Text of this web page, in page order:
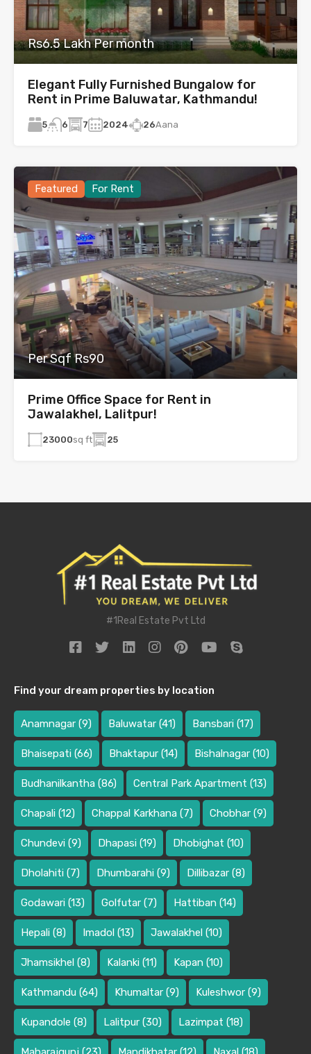
Rs6.5 Lakh Per month
Elegant Fully Furnished Bungalow for
Rent in Prime Baluwatar, Kathmandu!
5 6 7 2024 26Aana
Featured For Rent
Per Sqf Rs90
Prime Office Space for Rent in
Jawalakhel, Lalitpur!
23000sq ft 25
#1Real Estate Pvt Ltd
Find your dream properties by location
Anamnagar (9) Baluwatar (41) Bansbari (17)
Bhaisepati (66) Bhaktapur (14) Bishalnagar (10)
Budhanilkantha (86) Central Park Apartment (13)
Chapali (12) Chappal Karkhana (7) Chobhar (9)
Chundevi (9) Dhapasi (19) Dhobighat (10)
Dholahiti (7) Dhumbarahi (9) Dillibazar (8)
Godawari (13) Golfutar (7) Hattiban (14)
Hepali (8) Imadol (13) Jawalakhel (10)
Jhamsikhel (8) Kalanki (11) Kapan (10)
Kathmandu (64) Khumaltar (9) Kuleshwor (9)
Kupandole (8) Lalitpur (30) Lazimpat (18)